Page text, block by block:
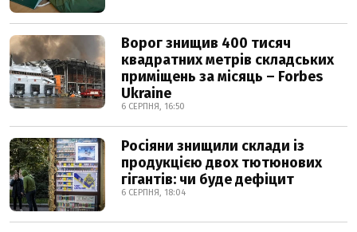
Ворог знищив 400 тисяч
квадратних метрів складських
приміщень за місяць – Forbes
Ukraine
6 СЕРПНЯ, 16:50
Росіяни знищили склади із
продукцією двох тютюнових
гігантів: чи буде дефіцит
6 СЕРПНЯ, 18:04